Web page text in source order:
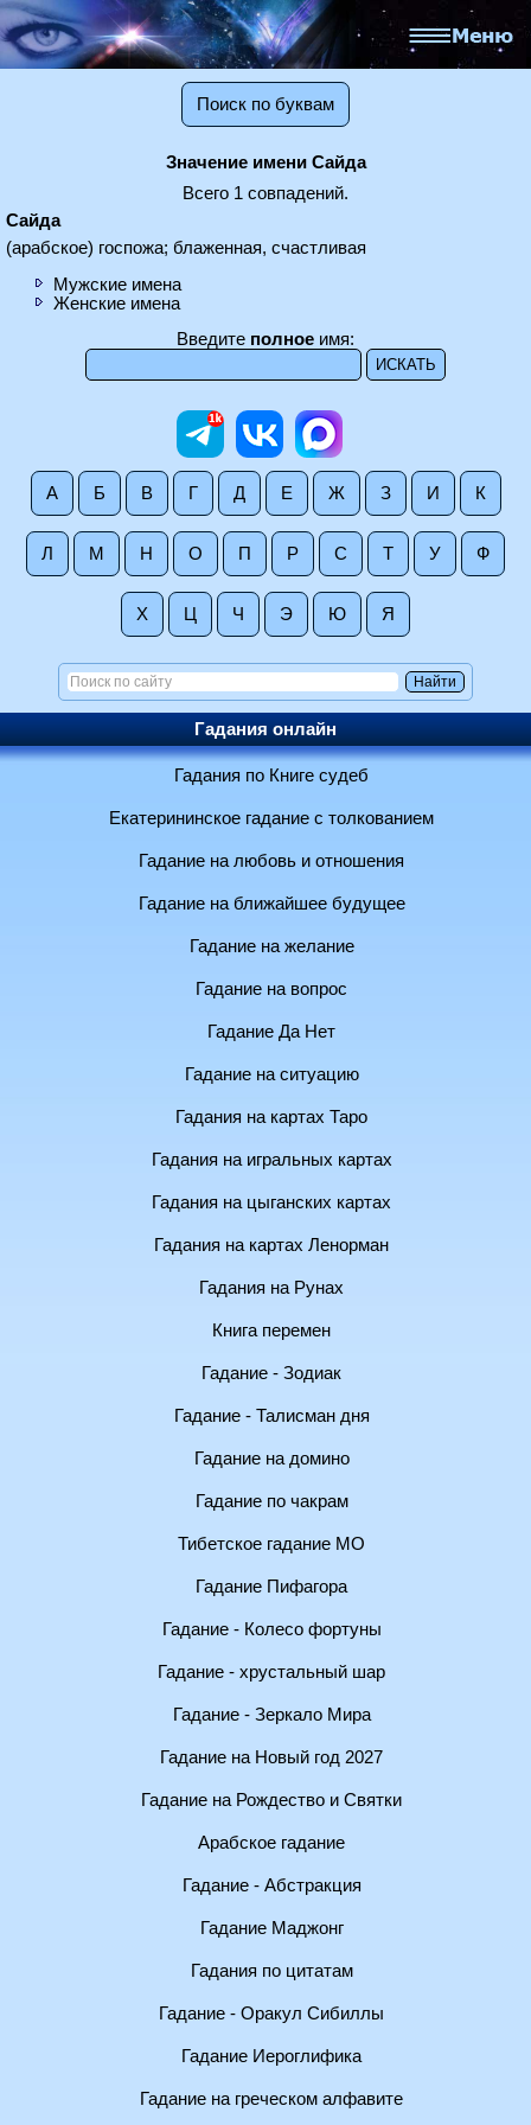
Поиск по буквам
Значение имени Сайда
Всего 1 совпадений.
Сайда
(арабское) госпожа; блаженная, счастливая
Мужские имена
Женские имена
Введите полное имя:
А Б В Г Д Е Ж З И К
Л М Н О П Р С Т У Ф
Х Ц Ч Э Ю Я
Гадания онлайн
Гадания по Книге судеб
Екатерининское гадание с толкованием
Гадание на любовь и отношения
Гадание на ближайшее будущее
Гадание на желание
Гадание на вопрос
Гадание Да Нет
Гадание на ситуацию
Гадания на картах Таро
Гадания на игральных картах
Гадания на цыганских картах
Гадания на картах Ленорман
Гадания на Рунах
Книга перемен
Гадание - Зодиак
Гадание - Талисман дня
Гадание на домино
Гадание по чакрам
Тибетское гадание МО
Гадание Пифагора
Гадание - Колесо фортуны
Гадание - хрустальный шар
Гадание - Зеркало Мира
Гадание на Новый год 2027
Гадание на Рождество и Святки
Арабское гадание
Гадание - Абстракция
Гадание Маджонг
Гадания по цитатам
Гадание - Оракул Сибиллы
Гадание Иероглифика
Гадание на греческом алфавите